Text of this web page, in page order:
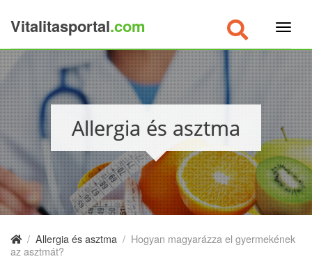
Vitalitasportal.com
Allergia és asztma
/ Allergia és asztma / Hogyan magyarázza el gyermekének
az asztmát?
×